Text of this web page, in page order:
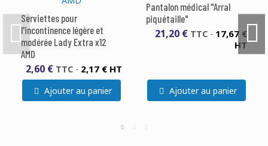
Serviettes pour
l'incontinence légère et
modérée Lady Extra x12
AMD
2,60 € TTC - 2,17 € HT
Ajouter au panier
Pantalon médical "Arral
piquétaille"
21,20 € TTC - 17,67 €
HT
Ajouter au panier